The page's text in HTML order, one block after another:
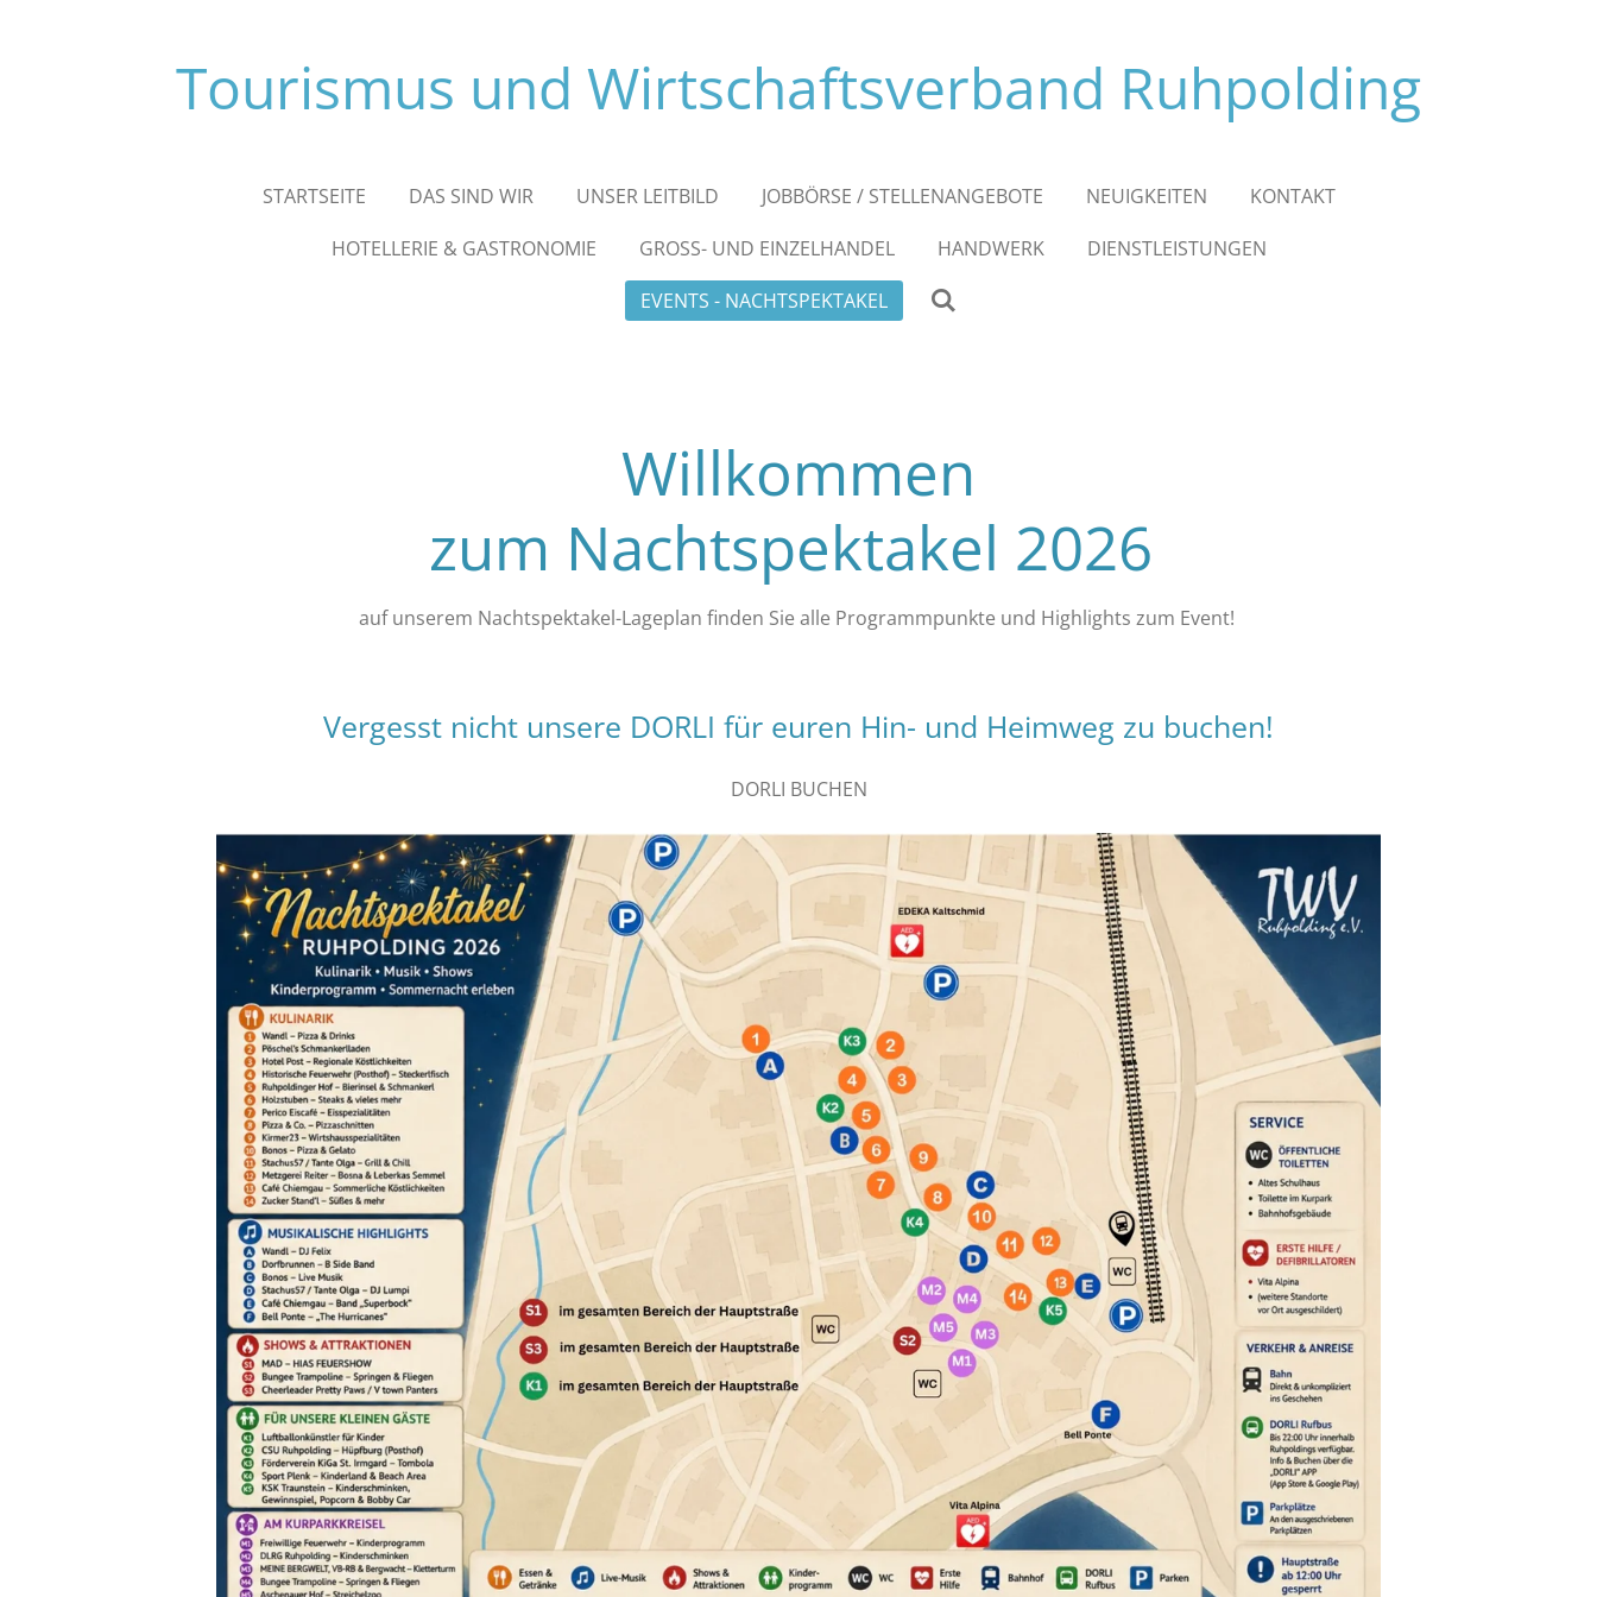
Tourismus und Wirtschaftsverband Ruhpolding
STARTSEITE DAS SIND WIR UNSER LEITBILD JOBBÖRSE / STELLENANGEBOTE NEUIGKEITEN
KONTAKT
HOTELLERIE & GASTRONOMIE
GROSS- UND EINZELHANDEL HANDWERK
DIENSTLEISTUNGEN
EVENTS - NACHTSPEKTAKEL
Willkommen
zum Nachtspektakel 2026
auf unserem Nachtspektakel-Lageplan finden Sie alle Programmpunkte und Highlights zum Event!
Vergesst nicht unsere DORLI für euren Hin- und Heimweg zu buchen!
DORLI BUCHEN